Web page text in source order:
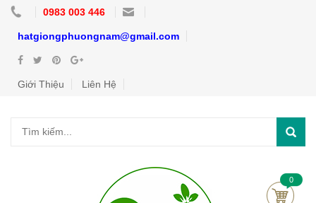
0983 003 446
hatgiongphuongnam@gmail.com
Giới Thiệu Liên Hệ
0